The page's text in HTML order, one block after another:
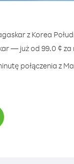
z Korea
— już od 99.0 ¢ za
połączenia z